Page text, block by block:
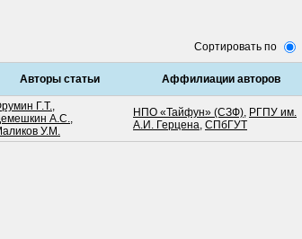
Сортировать по
Авторы статьи Аффилиации авторов
Г.Т.,
А.С.,
У.М.
НПО «Тайфун» (СЗФ), РГПУ им.
А.И. Герцена, СПбГУТ